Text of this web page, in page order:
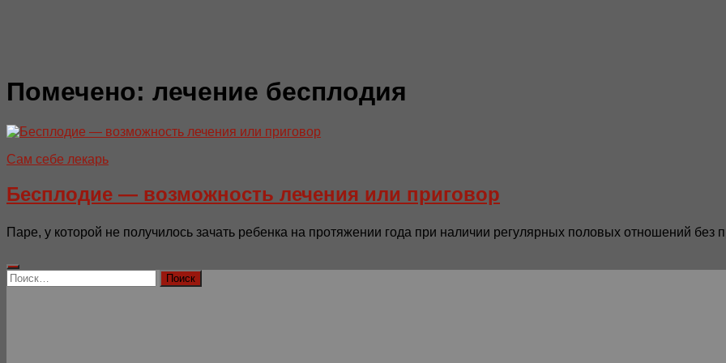
Помечено: лечение бесплодия
Сам себе лекарь
Бесплодие — возможность лечения или приговор
Паре, у которой не получилось зачать ребенка на протяжении года при наличии регулярных половых отношений без
Найти: